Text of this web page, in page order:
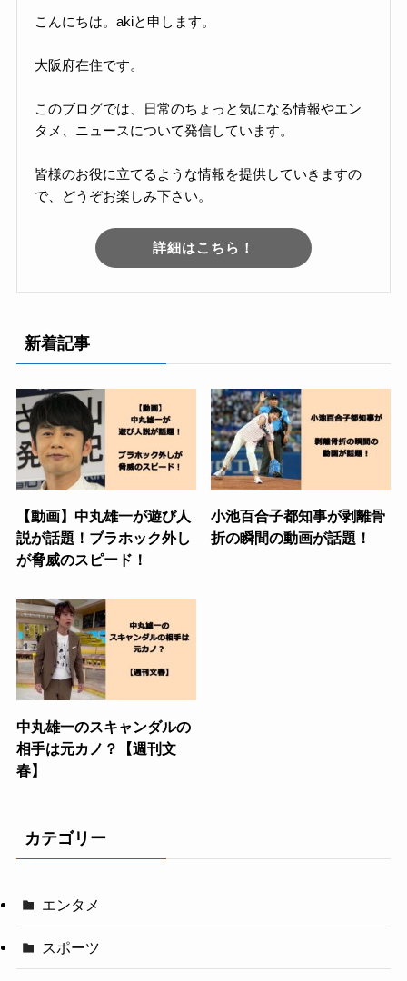
こんにちは。akiと申します。
大阪府在住です。
このブログでは、日常のちょっと気になる情報やエン
タメ、ニュースについて発信しています。
皆様のお役に立てるような情報を提供していきますの
で、どうぞお楽しみ下さい。
詳細はこちら！
新着記事
【動画】中丸雄一が遊び人
説が話題！ブラホック外し
が脅威のスピード！
小池百合子都知事が剥離骨
折の瞬間の動画が話題！
中丸雄一のスキャンダルの
相手は元カノ？【週刊文
春】
カテゴリー
エンタメ
スポーツ